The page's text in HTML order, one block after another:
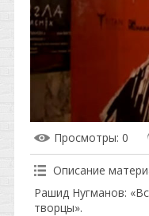
Просмотры: 0
Описание
Рашид Нугманов:
творцы».